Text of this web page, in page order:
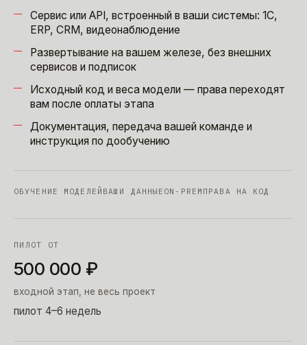
Сервис или API, встроенный в ваши системы: 1С,
ERP, CRM, видеонаблюдение
Развертывание на вашем железе, без внешних
сервисов и подписок
Исходный код и веса модели — права переходят
вам после оплаты этапа
Документация, передача вашей команде и
инструкция по дообучению
ОБУЧЕНИЕ МОДЕЛЕЙ ВАШИ ДАННЫЕ ON-PREM ПРАВА НА КОД
ПИЛОТ ОТ
500 000 ₽
входной этап, не весь проект
пилот 4–6 недель